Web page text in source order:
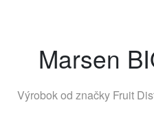
Marsen
Výrobok od značky Fruit